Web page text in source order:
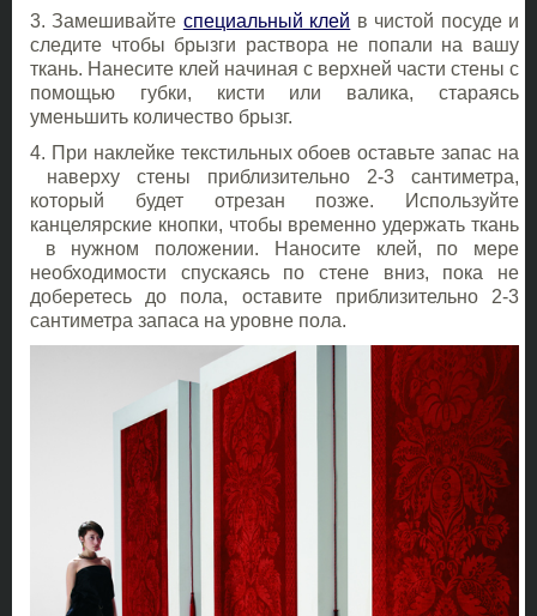
3. Замешивайте специальный клей в чистой посуде и
следите чтобы брызги раствора не попали на вашу
ткань. Нанесите клей начиная с верхней части стены с
помощью губки, кисти или валика, стараясь
уменьшить количество брызг.
4. При наклейке текстильных обоев оставьте запас на
наверху стены приблизительно 2-3 сантиметра,
который будет отрезан позже. Используйте
канцелярские кнопки, чтобы временно удержать ткань
в нужном положении. Наносите клей, по мере
необходимости спускаясь по стене вниз, пока не
доберетесь до пола, оставите приблизительно 2-3
сантиметра запаса на уровне пола.